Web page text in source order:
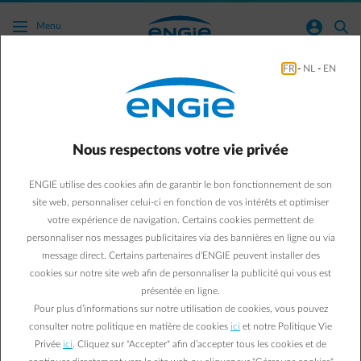
Acc�der au contenu principal
Menu normal-account-circle search
Je produis moi-même de l’énergie. Quelle
quantité d’énergie ai-je injectée dans le
Vers toutes les questions fréquemment poséesarrow-right
Votre facture mentionnera la quantité d’énergie que vous avez
injectée dans le réseau. Ces données nous sont transmises par le
gestionnaire de votre réseau de distribution. Les coûts de
montant vous est facturé. La note de calcul se trouve également
sur votre facture. La note de débit vous permet de facturer à
ENGIE.
Cliquez sur le bouton ci-dessous pour vous connecter à votre
FR - NL - EN
Nous respectons votre vie privée
ENGIE utilise des cookies afin de garantir le bon fonctionnement de son
site web, personnaliser celui-ci en fonction de vos intérêts et optimiser
votre expérience de navigation. Certains cookies permettent de
personnaliser nos messages publicitaires via des bannières en ligne ou via
message direct. Certains partenaires d’ENGIE peuvent installer des
cookies sur notre site web afin de personnaliser la publicité qui vous est
présentée en ligne.
Pour plus d’informations sur notre utilisation de cookies, vous pouvez
consulter notre politique en matière de cookies ici et notre Politique Vie
Privée ici . Cliquez sur "Accepter" afin d’accepter tous les cookies et de